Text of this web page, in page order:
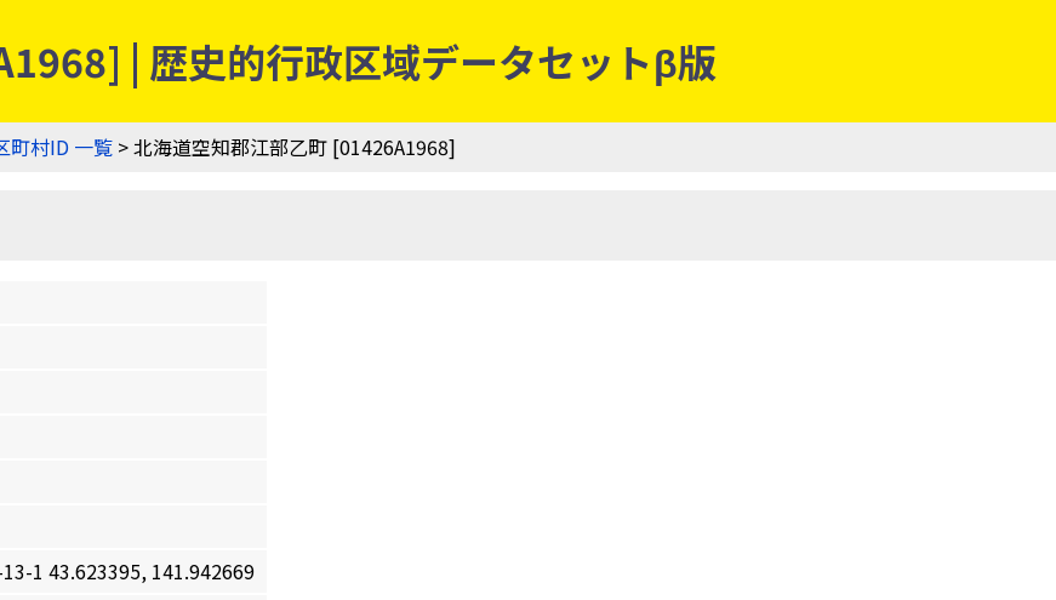
| 歴史的行政区域データセットβ版
町村ID 一覧 > 北海道空知郡江部乙町 [01426A1968]
1 43.623395, 141.942669